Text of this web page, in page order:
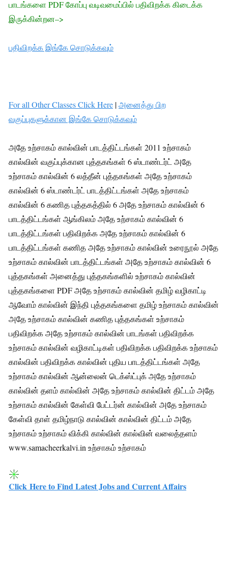
பாடங்களை PDF கோப்பு வடிவமைப்பில் பதிவிறக்க கிடைக்க
இருக்கின்றன–>
பதிவிறக்க இங்கே சொடுக்கவும்
For all Other Classes Click Here |அனைத்து பிற
வகுப்புகளுக்கான இங்கே சொடுக்கவும்
அதே உற்சாகம் கால்வின் பாடத்திட்டங்கள் 2011 உற்சாகம்
கால்வின் வகுப்புக்கான புத்தகங்கள் 6 ஸ்டாண்டர்ட் அதே
உற்சாகம் கால்வின் 6 லத்தீன் புத்தகங்கள் அதே உற்சாகம்
கால்வின் 6 ஸ்டாண்டர்ட் பாடத்திட்டங்கள் அதே உற்சாகம்
கால்வின் 6 கணித புத்தகத்தில் 6 அதே உற்சாகம் கால்வின் 6
பாடத்திட்டங்கள் ஆங்கிலம் அதே உற்சாகம் கால்வின் 6
பாடத்திட்டங்கள் பதிவிறக்க அதே உற்சாகம் கால்வின் 6
பாடத்திட்டங்கள் கணித அதே உற்சாகம் கால்வின் உரைநூல் அதே
உற்சாகம் கால்வின் பாடத்திட்டங்கள் அதே உற்சாகம் கால்வின் 6
புத்தகங்கள் அனைத்து புத்தகங்களில் உற்சாகம் கால்வின்
புத்தகங்களை PDF அதே உற்சாகம் கால்வின் தமிழ் வழிகாட்டி
ஆவோம் கால்வின் இந்தி புத்தகங்களை தமிழ் உற்சாகம் கால்வின்
அதே உற்சாகம் கால்வின் கணித புத்தகங்கள் உற்சாகம்
பதிவிறக்க அதே உற்சாகம் கால்வின் பாடங்கள் பதிவிறக்க
உற்சாகம் கால்வின் வழிகாட்டிகள் பதிவிறக்க பதிவிறக்க உற்சாகம்
கால்வின் பதிவிறக்க கால்வின் புதிய பாடத்திட்டங்கள் அதே
உற்சாகம் கால்வின் ஆன்லைன் டெக்ஸ்ட்புக் அதே உற்சாகம்
கால்வின் தளம் கால்வின் அதே உற்சாகம் கால்வின் திட்டம் அதே
உற்சாகம் கால்வின் கேள்வி பேட்டர்ன் கால்வின் அதே உற்சாகம்
கேள்வி தாள் தமிழ்நாடு கால்வின் கால்வின் திட்டம் அதே
உற்சாகம் உற்சாகம் விக்கி கால்வின் கால்வின் வலைத்தளம்
www.samacheerkalvi.in உற்சாகம் உற்சாகம்
Click Here to Find Latest Jobs and Current Affairs